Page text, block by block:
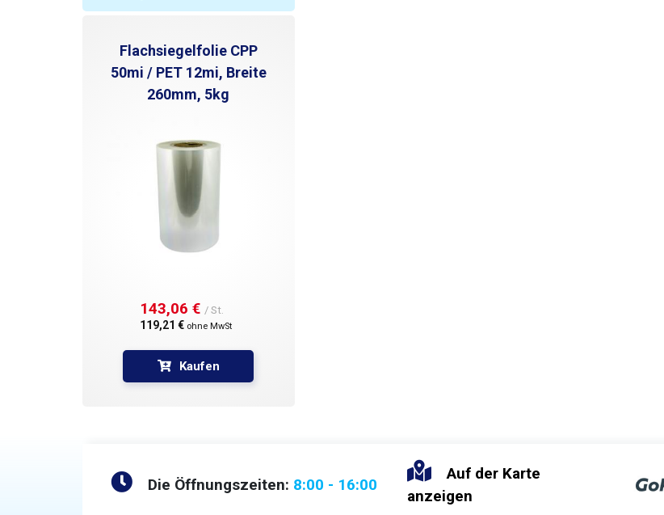
Flachsiegelfolie CPP
50mi / PET 12mi, Breite
260mm, 5kg
143,06 € / St.
119,21 € ohne MwSt
Kaufen
Die Öffnungszeiten: 8:00 - 16:00
Auf der Karte
anzeigen